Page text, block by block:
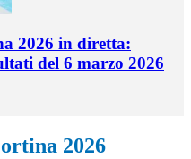
2026 in diretta:
del 6 marzo 2026
2026